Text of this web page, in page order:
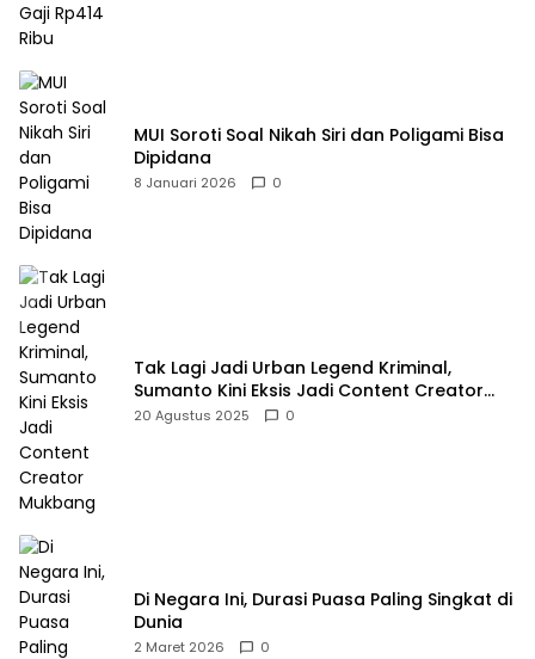
MUI Soroti Soal Nikah Siri dan Poligami Bisa
Dipidana
8 Januari 2026 0
Tak Lagi Jadi Urban Legend Kriminal,
Sumanto Kini Eksis Jadi Content Creator
Mukbang
20 Agustus 2025 0
Di Negara Ini, Durasi Puasa Paling Singkat di
Dunia
2 Maret 2026 0